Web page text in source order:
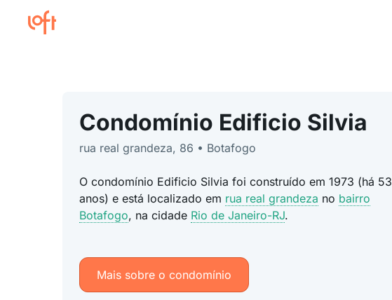
Condomínio Edificio Silvia
rua real grandeza, 86 • Botafogo
O condomínio Edificio Silvia foi construído em 1973 (há 53
anos) e está localizado em rua real grandeza no bairro
Botafogo, na cidade Rio de Janeiro-RJ.
Mais sobre o condomínio